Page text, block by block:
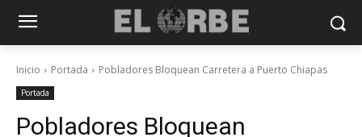
Inicio Portada Pobladores Bloquean Carretera a Puerto Chiapas
Portada
Pobladores Bloquean